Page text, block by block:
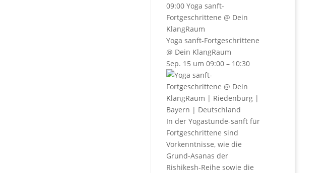
09:00 Yoga sanft-
Fortgeschrittene @ Dein
KlangRaum
Yoga sanft-Fortgeschrittene
@ Dein KlangRaum
Sep. 15 um 09:00 – 10:30
In der Yogastunde-sanft für
Fortgeschrittene sind
Vorkenntnisse, wie die
Grund-Asanas der
Rishikesh-Reihe sowie die